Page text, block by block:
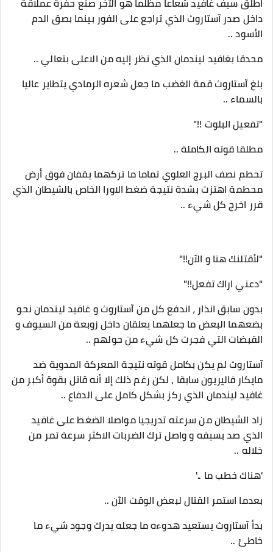
داخل صدر آستاروث الذي تراجع على الفور بينما بصق الدم
الأسود ..
محدقا بغافيد ليندمان الذي نظر إليه من الاعلى بتعالي ..
بلغ آستاروث قمة الغضب ما جعل شعره الرمادي يتطاير عاليا
بالسماء ..
"تفعيل البلوت !!"
مطلقا قوته الكاملة ..
تحطم نصف البرج العلوي تماما ما تركهما يقفان فوق أرض
محطمة اهتزت بشدة نتيجة ضغط الاورا الخاص بالشيطان الذي
قرر اخرج كل شيء ..
"لأقتلنك هنا و الآن!!"
"دعني اراك تفعل!!"
بدون سابق انذار ، اندفع كل من آستاروث و غافيد ليندمان نحو
بضعهما البعض ما جعلهما يعلقان داخل زوبعة من السيوف و
القبضات التي فجرت كل شيء من حولهم ..
آستاروث لم يكن بكامل قوته نتيجة المعركة المدوية ضد
مايكار فاليريون سابقا ، لكن رغم ذلك إلا أنه قاتل بقوة أكبر من
غافيد ليندمان الذي ركز بشكل كامل على الدفاع ..
زاد الشيطان من سرعته تدريجيا مواصلا الضغط على غافيد
الذي صد بسيفه و واصل ترك الضربات الاكثر سرعة تمر من
خلاله ..
'هناك خطب ما ..'
بعدما استمر القتال لبعض الوقت الآن ..
بدأ آستاروث يستعيد هدوءه ما جعله يدرك وجود شيء ما
خاطئ ..